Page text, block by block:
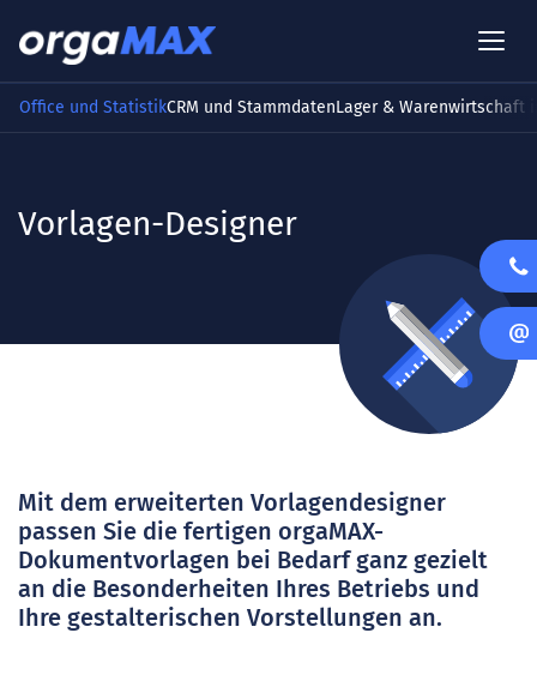
Office und StatistikCRM und StammdatenLager & Warenwirtschaft
Vorlagen-Designer
Mit dem erweiterten Vorlagendesigner
passen Sie die fertigen orgaMAX-
Dokumentvorlagen bei Bedarf ganz gezielt
an die Besonderheiten Ihres Betriebs und
Ihre gestalterischen Vorstellungen an.